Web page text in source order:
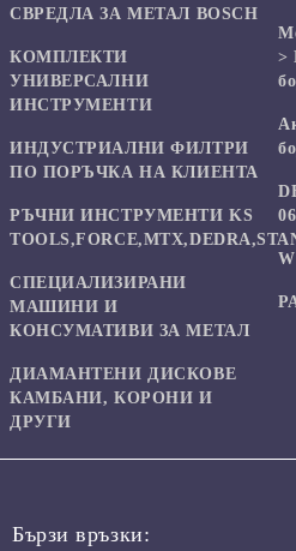
СВРЕДЛА ЗА МЕТАЛ BOSCH
КОМПЛЕКТИ
УНИВЕРСАЛНИ
ИНСТРУМЕНТИ
ИНДУСТРИАЛНИ ФИЛТРИ
ПО ПОРЪЧКА НА КЛИЕНТА
РЪЧНИ ИНСТРУМЕНТИ KS
СПЕЦИАЛИЗИРАНИ
МАШИНИ И
КОНСУМАТИВИ ЗА МЕТАЛ
ДИАМАНТЕНИ ДИСКОВЕ
КАМБАНИ, КОРОНИ И
ДРУГИ
>
Бързи връзки: